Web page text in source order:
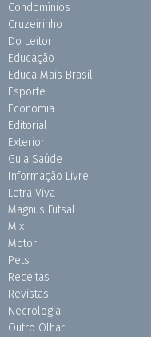
Condomínios
Cruzeirinho
Do Leitor
Educação
Educa Mais Brasil
Esporte
Economia
Editorial
Exterior
Guia Saúde
Informação Livre
Letra Viva
Magnus Futsal
Mix
Motor
Pets
Receitas
Revistas
Necrologia
Outro Olhar